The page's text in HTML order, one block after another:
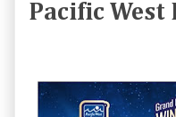
Pacific West